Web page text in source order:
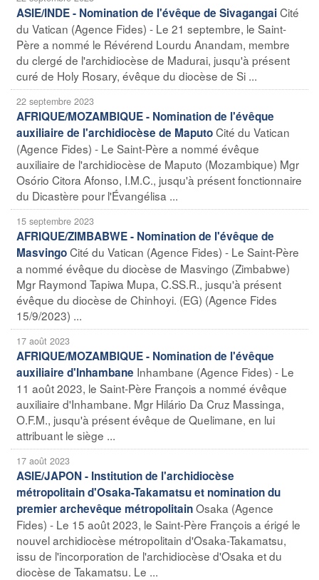
ASIE/INDE - Nomination de l'évêque de SivagangaiCité
du Vatican (Agence Fides) - Le 21 septembre, le Saint-
Père a nommé le Révérend Lourdu Anandam, membre
du clergé de l'archidiocèse de Madurai, jusqu'à présent
curé de Holy Rosary, évêque du diocèse de Si ...
22 septembre 2023
AFRIQUE/MOZAMBIQUE - Nomination de l'évêque
auxiliaire de l'archidiocèse de MaputoCité du Vatican
(Agence Fides) - Le Saint-Père a nommé évêque
auxiliaire de l'archidiocèse de Maputo (Mozambique) Mgr
Osório Citora Afonso, I.M.C., jusqu'à présent fonctionnaire
du Dicastère pour l'Évangélisa ...
15 septembre 2023
AFRIQUE/ZIMBABWE - Nomination de l'évêque de
MasvingoCité du Vatican (Agence Fides) - Le Saint-Père
a nommé évêque du diocèse de Masvingo (Zimbabwe)
Mgr Raymond Tapiwa Mupa, C.SS.R., jusqu'à présent
évêque du diocèse de Chinhoyi. (EG) (Agence Fides
15/9/2023) ...
17 août 2023
AFRIQUE/MOZAMBIQUE - Nomination de l'évêque
auxiliaire d'Inhambane Inhambane (Agence Fides) - Le
11 août 2023, le Saint-Père François a nommé évêque
auxiliaire d'Inhambane. Mgr Hilário Da Cruz Massinga,
O.F.M., jusqu'à présent évêque de Quelimane, en lui
attribuant le siège ...
17 août 2023
ASIE/JAPON - Institution de l'archidiocèse
métropolitain d'Osaka-Takamatsu et nomination du
premier archevêque métropolitainOsaka (Agence
Fides) - Le 15 août 2023, le Saint-Père François a érigé le
nouvel archidiocèse métropolitain d'Osaka-Takamatsu,
issu de l'incorporation de l'archidiocèse d'Osaka et du
diocèse de Takamatsu. Le ...